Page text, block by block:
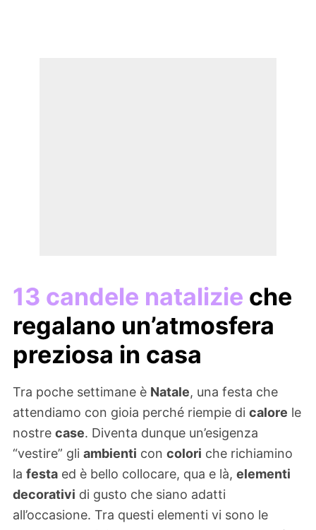
13 candele natalizie che
regalano un’atmosfera
preziosa in casa
Tra poche settimane è Natale, una festa che
attendiamo con gioia perché riempie di calore le
nostre case. Diventa dunque un’esigenza
“vestire” gli ambienti con colori che richiamino
la festa ed è bello collocare, qua e là, elementi
decorativi di gusto che siano adatti
all’occasione. Tra questi elementi vi sono le